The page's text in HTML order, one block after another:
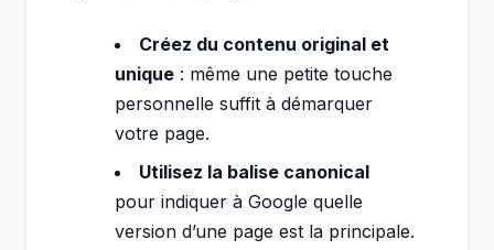
Créez du contenu original et
unique : même une petite touche
personnelle suffit à démarquer
votre page.
Utilisez la balise canonical
pour indiquer à Google quelle
version d’une page est la principale.